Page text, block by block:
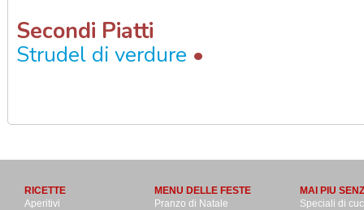
Secondi Piatti
Strudel di verdure •
RICETTE
Aperitivi
MENU DELLE FESTE
Pranzo di Natale
MAI PIU
Speciali di